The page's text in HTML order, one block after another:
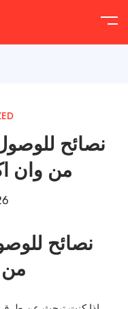
نصائح
من وان
نصائح
من